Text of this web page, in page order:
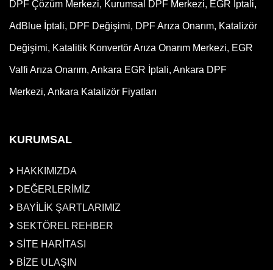
DPF Çözüm Merkezi, Kurumsal DPF Merkezi, EGR İptali,
AdBlue İptali, DPF Değişimi, DPF Arıza Onarım, Katalizör
Değişimi, Katalitik Konvertör Arıza Onarım Merkezi, EGR
Valfi Arıza Onarım, Ankara EGR İptali, Ankara DPF
Merkezi, Ankara Katalizör Fiyatları
KURUMSAL
HAKKIMIZDA
DEĞERLERİMİZ
BAYİLİK ŞARTLARIMIZ
SEKTÖREL REHBER
SİTE HARİTASI
BİZE ULAŞIN